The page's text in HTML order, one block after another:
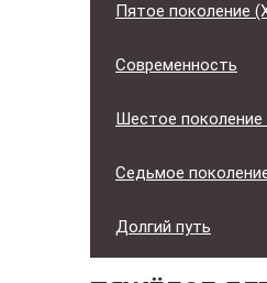
Пятое поколение
Современность
Шестое поколение
Седьмое
Долгий путь